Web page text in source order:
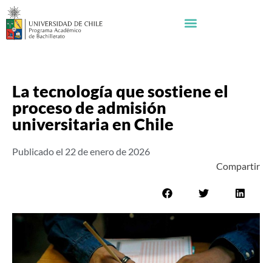
La tecnología que sostiene el
proceso de admisión
universitaria en Chile
Publicado el 22 de enero de 2026
Compartir